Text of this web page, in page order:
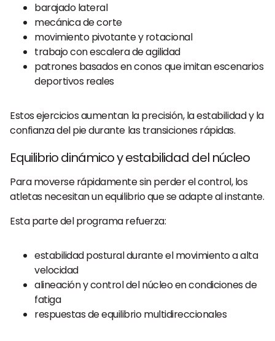
barajado lateral
mecánica de corte
movimiento pivotante y rotacional
trabajo con escalera de agilidad
patrones basados en conos que imitan escenarios
deportivos reales
Estos ejercicios aumentan la precisión, la estabilidad y la
confianza del pie durante las transiciones rápidas.
Equilibrio dinámico y estabilidad del núcleo
Para moverse rápidamente sin perder el control, los
atletas necesitan un equilibrio que se adapte al instante.
Esta parte del programa refuerza:
estabilidad postural durante el movimiento a alta
velocidad
alineación y control del núcleo en condiciones de
fatiga
respuestas de equilibrio multidireccionales